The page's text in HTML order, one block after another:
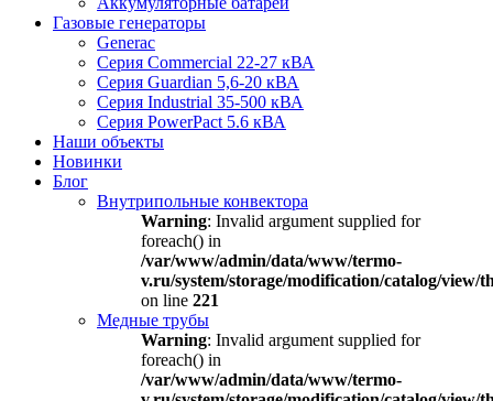
Газовые генераторы
Generac
Серия Commercial 22-27 кВА
Серия Guardian 5,6-20 кВА
Серия Industrial 35-500 кВА
Серия PowerPact 5.6 кВА
Наши объекты
Новинки
Блог
Внутрипольные конвектора
Warning: Invalid argument supplied for
foreach() in
/var/www/admin/data/www/termo-
v.ru/system/storage/modification/catalog/view/
on line 221
Медные трубы
Warning: Invalid argument supplied for
foreach() in
/var/www/admin/data/www/termo-